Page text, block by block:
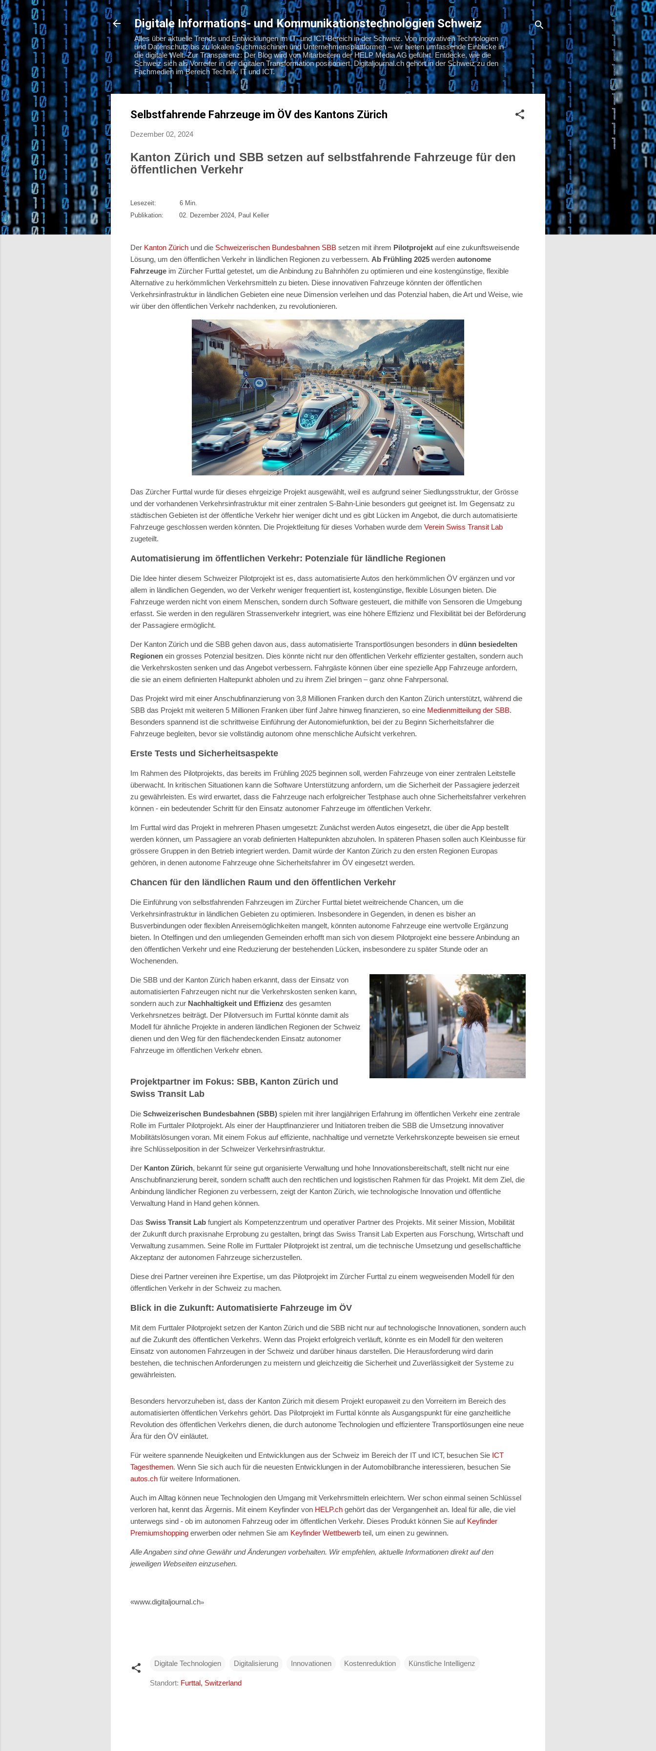
Direkt zum Hauptbereich
Digitale Informations- und Kommunikationstechnologien Schweiz
Alles über aktuelle Trends und Entwicklungen im IT- und ICT-Bereich in der Schweiz. Von innovativen Technologien
und Datenschutz bis zu lokalen Suchmaschinen und Unternehmensplattformen – wir bieten umfassende Einblicke in
die digitale Welt. Zur Transparenz: Der Blog wird von Mitarbeitern der HELP Media AG geführt. Entdecke, wie die
Schweiz sich als Vorreiter in der digitalen Transformation positioniert. Digitaljournal.ch gehört in der Schweiz zu den
Fachmedien im Bereich Technik, IT und ICT.
Selbstfahrende Fahrzeuge im ÖV des Kantons Zürich
Dezember 02, 2024
Kanton Zürich und SBB setzen auf selbstfahrende Fahrzeuge für den
öffentlichen Verkehr
Lesezeit: 6 Min.
Publikation: 02. Dezember 2024, Paul Keller
Der Kanton Zürich und die Schweizerischen Bundesbahnen SBB setzen mit ihrem Pilotprojekt auf eine zukunftsweisende
Lösung, um den öffentlichen Verkehr in ländlichen Regionen zu verbessern. Ab Frühling 2025 werden autonome
Fahrzeuge im Zürcher Furttal getestet, um die Anbindung zu Bahnhöfen zu optimieren und eine kostengünstige, flexible
Alternative zu herkömmlichen Verkehrsmitteln zu bieten. Diese innovativen Fahrzeuge könnten der öffentlichen
Verkehrsinfrastruktur in ländlichen Gebieten eine neue Dimension verleihen und das Potenzial haben, die Art und Weise, wie
wir über den öffentlichen Verkehr nachdenken, zu revolutionieren.
Das Zürcher Furttal wurde für dieses ehrgeizige Projekt ausgewählt, weil es aufgrund seiner Siedlungsstruktur, der Grösse
und der vorhandenen Verkehrsinfrastruktur mit einer zentralen S-Bahn-Linie besonders gut geeignet ist. Im Gegensatz zu
städtischen Gebieten ist der öffentliche Verkehr hier weniger dicht und es gibt Lücken im Angebot, die durch automatisierte
Fahrzeuge geschlossen werden könnten. Die Projektleitung für dieses Vorhaben wurde dem Verein Swiss Transit Lab
zugeteilt.
Automatisierung im öffentlichen Verkehr: Potenziale für ländliche Regionen
Die Idee hinter diesem Schweizer Pilotprojekt ist es, dass automatisierte Autos den herkömmlichen ÖV ergänzen und vor
allem in ländlichen Gegenden, wo der Verkehr weniger frequentiert ist, kostengünstige, flexible Lösungen bieten. Die
Fahrzeuge werden nicht von einem Menschen, sondern durch Software gesteuert, die mithilfe von Sensoren die Umgebung
erfasst. Sie werden in den regulären Strassenverkehr integriert, was eine höhere Effizienz und Flexibilität bei der Beförderung
der Passagiere ermöglicht.
Der Kanton Zürich und die SBB gehen davon aus, dass automatisierte Transportlösungen besonders in dünn besiedelten
Regionen ein grosses Potenzial besitzen. Dies könnte nicht nur den öffentlichen Verkehr effizienter gestalten, sondern auch
die Verkehrskosten senken und das Angebot verbessern. Fahrgäste können über eine spezielle App Fahrzeuge anfordern,
die sie an einem definierten Haltepunkt abholen und zu ihrem Ziel bringen – ganz ohne Fahrpersonal.
Das Projekt wird mit einer Anschubfinanzierung von 3,8 Millionen Franken durch den Kanton Zürich unterstützt, während die
SBB das Projekt mit weiteren 5 Millionen Franken über fünf Jahre hinweg finanzieren, so eine Medienmitteilung der SBB.
Besonders spannend ist die schrittweise Einführung der Autonomiefunktion, bei der zu Beginn Sicherheitsfahrer die
Fahrzeuge begleiten, bevor sie vollständig autonom ohne menschliche Aufsicht verkehren.
Erste Tests und Sicherheitsaspekte
Im Rahmen des Pilotprojekts, das bereits im Frühling 2025 beginnen soll, werden Fahrzeuge von einer zentralen Leitstelle
überwacht. In kritischen Situationen kann die Software Unterstützung anfordern, um die Sicherheit der Passagiere jederzeit
zu gewährleisten. Es wird erwartet, dass die Fahrzeuge nach erfolgreicher Testphase auch ohne Sicherheitsfahrer verkehren
können - ein bedeutender Schritt für den Einsatz autonomer Fahrzeuge im öffentlichen Verkehr.
Im Furttal wird das Projekt in mehreren Phasen umgesetzt: Zunächst werden Autos eingesetzt, die über die App bestellt
werden können, um Passagiere an vorab definierten Haltepunkten abzuholen. In späteren Phasen sollen auch Kleinbusse für
grössere Gruppen in den Betrieb integriert werden. Damit würde der Kanton Zürich zu den ersten Regionen Europas
gehören, in denen autonome Fahrzeuge ohne Sicherheitsfahrer im ÖV eingesetzt werden.
Chancen für den ländlichen Raum und den öffentlichen Verkehr
Die Einführung von selbstfahrenden Fahrzeugen im Zürcher Furttal bietet weitreichende Chancen, um die
Verkehrsinfrastruktur in ländlichen Gebieten zu optimieren. Insbesondere in Gegenden, in denen es bisher an
Busverbindungen oder flexiblen Anreisemöglichkeiten mangelt, könnten autonome Fahrzeuge eine wertvolle Ergänzung
bieten. In Otelfingen und den umliegenden Gemeinden erhofft man sich von diesem Pilotprojekt eine bessere Anbindung an
den öffentlichen Verkehr und eine Reduzierung der bestehenden Lücken, insbesondere zu später Stunde oder an
Wochenenden.
Die SBB und der Kanton Zürich haben erkannt, dass der Einsatz von
automatisierten Fahrzeugen nicht nur die Verkehrskosten senken kann,
sondern auch zur Nachhaltigkeit und Effizienz des gesamten
Verkehrsnetzes beiträgt. Der Pilotversuch im Furttal könnte damit als
Modell für ähnliche Projekte in anderen ländlichen Regionen der Schweiz
dienen und den Weg für den flächendeckenden Einsatz autonomer
Fahrzeuge im öffentlichen Verkehr ebnen.
Projektpartner im Fokus: SBB, Kanton Zürich und
Swiss Transit Lab
Die Schweizerischen Bundesbahnen (SBB) spielen mit ihrer langjährigen Erfahrung im öffentlichen Verkehr eine zentrale
Rolle im Furttaler Pilotprojekt. Als einer der Hauptfinanzierer und Initiatoren treiben die SBB die Umsetzung innovativer
Mobilitätslösungen voran. Mit einem Fokus auf effiziente, nachhaltige und vernetzte Verkehrskonzepte beweisen sie erneut
ihre Schlüsselposition in der Schweizer Verkehrsinfrastruktur.
Der Kanton Zürich, bekannt für seine gut organisierte Verwaltung und hohe Innovationsbereitschaft, stellt nicht nur eine
Anschubfinanzierung bereit, sondern schafft auch den rechtlichen und logistischen Rahmen für das Projekt. Mit dem Ziel, die
Anbindung ländlicher Regionen zu verbessern, zeigt der Kanton Zürich, wie technologische Innovation und öffentliche
Verwaltung Hand in Hand gehen können.
Das Swiss Transit Lab fungiert als Kompetenzzentrum und operativer Partner des Projekts. Mit seiner Mission, Mobilität
der Zukunft durch praxisnahe Erprobung zu gestalten, bringt das Swiss Transit Lab Experten aus Forschung, Wirtschaft und
Verwaltung zusammen. Seine Rolle im Furttaler Pilotprojekt ist zentral, um die technische Umsetzung und gesellschaftliche
Akzeptanz der autonomen Fahrzeuge sicherzustellen.
Diese drei Partner vereinen ihre Expertise, um das Pilotprojekt im Zürcher Furttal zu einem wegweisenden Modell für den
öffentlichen Verkehr in der Schweiz zu machen.
Blick in die Zukunft: Automatisierte Fahrzeuge im ÖV
Mit dem Furttaler Pilotprojekt setzen der Kanton Zürich und die SBB nicht nur auf technologische Innovationen, sondern auch
auf die Zukunft des öffentlichen Verkehrs. Wenn das Projekt erfolgreich verläuft, könnte es ein Modell für den weiteren
Einsatz von autonomen Fahrzeugen in der Schweiz und darüber hinaus darstellen. Die Herausforderung wird darin
bestehen, die technischen Anforderungen zu meistern und gleichzeitig die Sicherheit und Zuverlässigkeit der Systeme zu
gewährleisten.
Besonders hervorzuheben ist, dass der Kanton Zürich mit diesem Projekt europaweit zu den Vorreitern im Bereich des
automatisierten öffentlichen Verkehrs gehört. Das Pilotprojekt im Furttal könnte als Ausgangspunkt für eine ganzheitliche
Revolution des öffentlichen Verkehrs dienen, die durch autonome Technologien und effizientere Transportlösungen eine neue
Ära für den ÖV einläutet.
Für weitere spannende Neuigkeiten und Entwicklungen aus der Schweiz im Bereich der IT und ICT, besuchen Sie ICT
Tagesthemen. Wenn Sie sich auch für die neuesten Entwicklungen in der Automobilbranche interessieren, besuchen Sie
autos.ch für weitere Informationen.
Auch im Alltag können neue Technologien den Umgang mit Verkehrsmitteln erleichtern. Wer schon einmal seinen Schlüssel
verloren hat, kennt das Ärgernis. Mit einem Keyfinder von HELP.ch gehört das der Vergangenheit an. Ideal für alle, die viel
unterwegs sind - ob im autonomen Fahrzeug oder im öffentlichen Verkehr. Dieses Produkt können Sie auf Keyfinder
Premiumshopping erwerben oder nehmen Sie am Keyfinder Wettbewerb teil, um einen zu gewinnen.
Alle Angaben sind ohne Gewähr und Änderungen vorbehalten. Wir empfehlen, aktuelle Informationen direkt auf den
jeweiligen Webseiten einzusehen.
«www.digitaljournal.ch»
Digitale Technologien Digitalisierung Innovationen Kostenreduktion Künstliche Intelligenz
Standort: Furttal, Switzerland